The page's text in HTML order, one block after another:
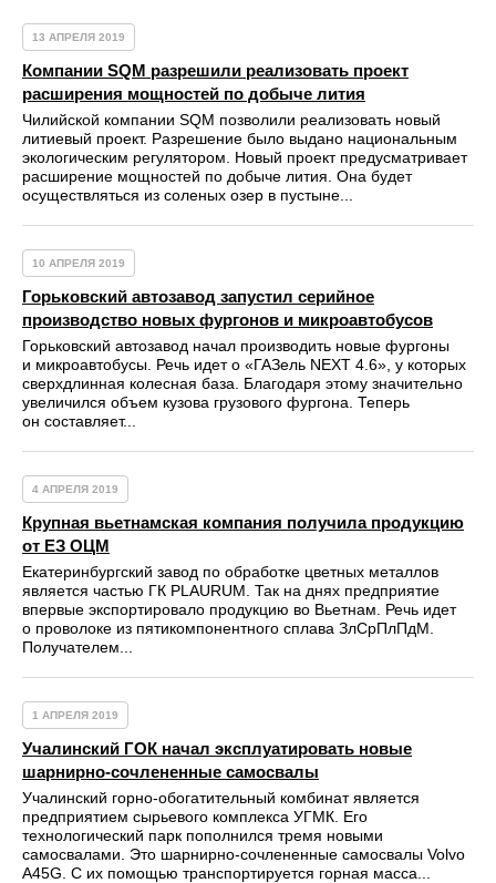
13 АПРЕЛЯ 2019
Компании SQM разрешили реализовать проект
расширения мощностей по добыче лития
Чилийской компании SQM позволили реализовать новый
литиевый проект. Разрешение было выдано национальным
экологическим регулятором. Новый проект предусматривает
расширение мощностей по добыче лития. Она будет
осуществляться из соленых озер в пустыне...
10 АПРЕЛЯ 2019
Горьковский автозавод запустил серийное
производство новых фургонов и микроавтобусов
Горьковский автозавод начал производить новые фургоны
и микроавтобусы. Речь идет о «ГАЗель NEXT 4.6», у которых
сверхдлинная колесная база. Благодаря этому значительно
увеличился объем кузова грузового фургона. Теперь
он составляет...
4 АПРЕЛЯ 2019
Крупная вьетнамская компания получила продукцию
от ЕЗ ОЦМ
Екатеринбургский завод по обработке цветных металлов
является частью ГК PLAURUM. Так на днях предприятие
впервые экспортировало продукцию во Вьетнам. Речь идет
о проволоке из пятикомпонентного сплава ЗлСрПлПдМ.
Получателем...
1 АПРЕЛЯ 2019
Учалинский ГОК начал эксплуатировать новые
шарнирно-сочлененные самосвалы
Учалинский горно-обогатительный комбинат является
предприятием сырьевого комплекса УГМК. Его
технологический парк пополнился тремя новыми
самосвалами. Это шарнирно-сочлененные самосвалы Volvo
А45G. С их помощью транспортируется горная масса...